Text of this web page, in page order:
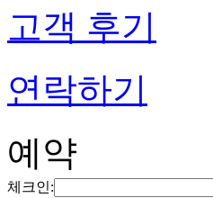
고객 후기
연락하기
예약
체크인: